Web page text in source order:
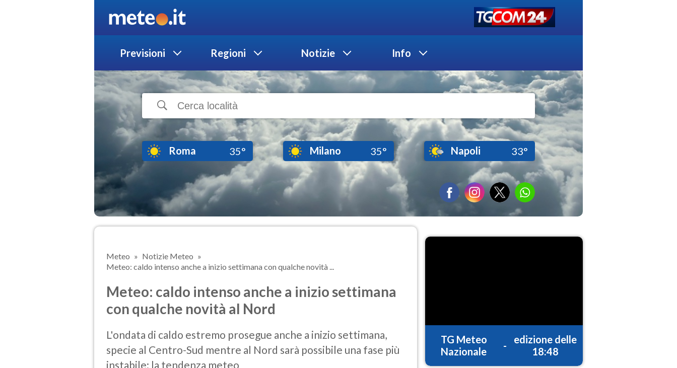
Previsioni Regioni Notizie Info
Roma 35° Milano 35° Napoli 33°
Meteo
Notizie Meteo
Meteo: caldo intenso anche a inizio settimana con qualche novità ...
Meteo: caldo intenso anche a inizio settimana
con qualche novità al Nord
L'ondata di caldo estremo prosegue anche a inizio settimana,
specie al Centro-Sud mentre al Nord sarà possibile una fase più
instabile: la tendenza meteo
TG Meteo
Nazionale
-
edizione delle
18:48